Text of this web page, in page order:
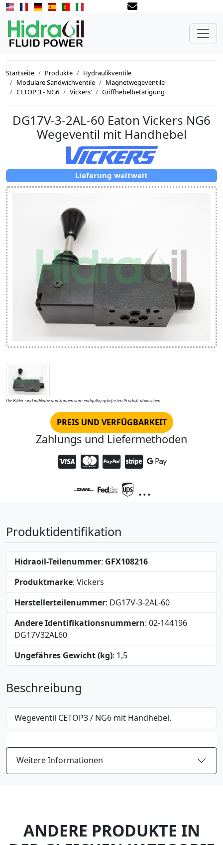
Startseite Produkte
Hydraulikventile
Modulare Sandwichventile
Magnetwegeventile
CETOP 3 - NG6
Vickers‘ Griffhebelbetätigung
DG17V-3-2AL-60 Eaton Vickers NG6
Wegeventil mit Handhebel
Lieferung weltweit
Die Bilder sind indikativ und können vom endgültig gelieferten Produkt abweichen.
PREIS UND VERFÜGBARKEIT
Zahlungs und Liefermethoden
...
Produktidentifikation
Hidraoil-Teilenummer: GFX108216
Produktmarke: Vickers
Herstellerteilenummer: DG17V-3-2AL-60
Andere Identifikationsnummern: 02-144196
DG17V32AL60
Ungefähres Gewicht (kg): 1,5
Beschreibung
Wegeventil CETOP3 / NG6 mit Handhebel.
Weitere Informationen
ANDERE PRODUKTE IN